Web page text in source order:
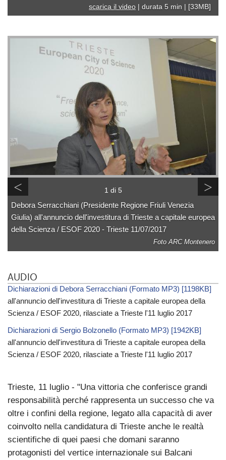
scarica il video | durata 5 min | [33MB]
< 1 di 5 >
Debora Serracchiani (Presidente Regione Friuli Venezia
Giulia) all'annuncio dell'investitura di Trieste a capitale europea
della Scienza / ESOF 2020 - Trieste 11/07/2017
Foto ARC Montenero
AUDIO
Dichiarazioni di Debora Serracchiani (Formato MP3) [1198KB]
all'annuncio dell'investitura di Trieste a capitale europea della
Scienza / ESOF 2020, rilasciate a Trieste l'11 luglio 2017
Dichiarazioni di Sergio Bolzonello (Formato MP3) [1942KB]
all'annuncio dell'investitura di Trieste a capitale europea della
Scienza / ESOF 2020, rilasciate a Trieste l'11 luglio 2017
Trieste, 11 luglio - "Una vittoria che conferisce grandi
responsabilità perché rappresenta un successo che va
oltre i confini della regione, legato alla capacità di aver
coinvolto nella candidatura di Trieste anche le realtà
scientifiche di quei paesi che domani saranno
protagonisti del vertice internazionale sui Balcani